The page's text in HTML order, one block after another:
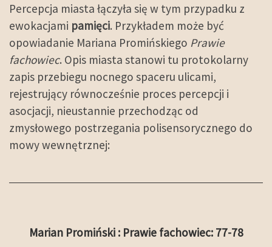
Percepcja miasta łączyła się w tym przypadku z
ewokacjami pamięci. Przykładem może być
opowiadanie Mariana Promińskiego Prawie
fachowiec. Opis miasta stanowi tu protokolarny
zapis przebiegu nocnego spaceru ulicami,
rejestrujący równocześnie proces percepcji i
asocjacji, nieustannie przechodząc od
zmysłowego postrzegania polisensorycznego do
mowy wewnętrznej:
Marian Promiński : Prawie fachowiec: 77-78